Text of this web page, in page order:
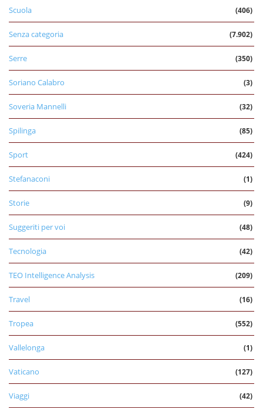
Scuola (406)
Senza categoria (7.902)
Serre (350)
Soriano Calabro (3)
Soveria Mannelli (32)
Spilinga (85)
Sport (424)
Stefanaconi (1)
Storie (9)
Suggeriti per voi (48)
Tecnologia (42)
TEO Intelligence Analysis (209)
Travel (16)
Tropea (552)
Vallelonga (1)
Vaticano (127)
Viaggi (42)